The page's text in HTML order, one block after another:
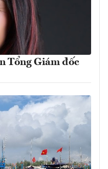
Tổng Giám đốc